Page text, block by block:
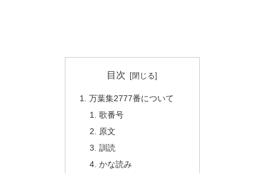
目次
万葉集2777番について
歌番号
原文
訓読
かな読み